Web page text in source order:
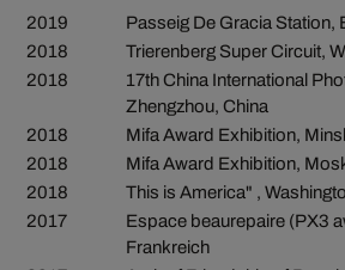
2019
Passeig De Gracia Station,
2018
Trierenberg Super Circuit,
2018
17th China International
Zhengzhou, China
2018
Mifa Award Exhibition,
2018
Mifa Award Exhibition,
2018
This is America" ,
2017
Espace beaurepaire (PX3
Frankreich